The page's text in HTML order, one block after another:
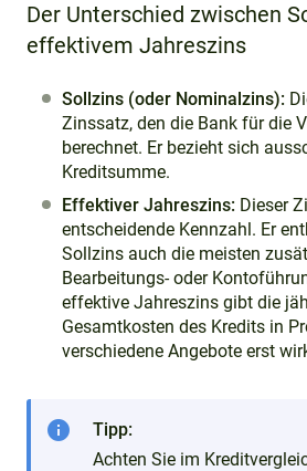
Der Unterschied zwischen
effektivem Jahreszins
Sollzins (oder Nominalzins):
Zinssatz, den die Bank für die
berechnet. Er bezieht sich
Kreditsumme.
Effektiver Jahreszins: Dieser
entscheidende Kennzahl. Er
Sollzins auch die meisten
Bearbeitungs- oder
effektive Jahreszins gibt die
Gesamtkosten des Kredits in
verschiedene Angebote erst
info
Tipp:
Achten Sie im